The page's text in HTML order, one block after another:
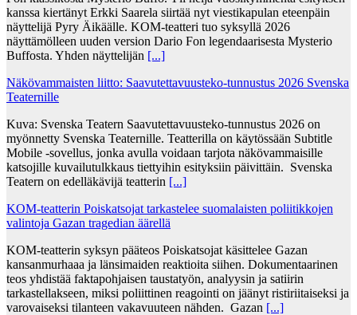
kanssa kiertänyt Erkki Saarela siirtää nyt viestikapulan eteenpäin
näyttelijä Pyry Äikäälle. KOM-teatteri tuo syksyllä 2026
näyttämölleen uuden version Dario Fon legendaarisesta Mysterio
Buffosta. Yhden näyttelijän [...]
Näkövammaisten liitto: Saavutettavuusteko-tunnustus 2026 Svenska
Teaternille
Kuva: Svenska Teatern Saavutettavuusteko-tunnustus 2026 on
myönnetty Svenska Teaternille. Teatterilla on käytössään Subtitle
Mobile -sovellus, jonka avulla voidaan tarjota näkövammaisille
katsojille kuvailutulkkaus tiettyihin esityksiin päivittäin. Svenska
Teatern on edelläkävijä teatterin [...]
KOM-teatterin Poiskatsojat tarkastelee suomalaisten poliitikkojen
valintoja Gazan tragedian äärellä
KOM-teatterin syksyn pääteos Poiskatsojat käsittelee Gazan
kansanmurhaaa ja länsimaiden reaktioita siihen. Dokumentaarinen
teos yhdistää faktapohjaisen taustatyön, analyysin ja satiirin
tarkastellakseen, miksi poliittinen reagointi on jäänyt ristiriitaiseksi ja
varovaiseksi tilanteen vakavuuteen nähden. Gazan [...]